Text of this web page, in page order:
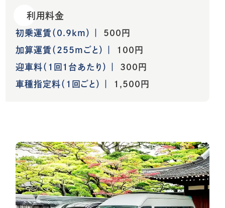
利用料金
初乗運賃（0.9km）
500円
加算運賃（255mごと）
100円
迎車料（1回1台あたり）
300円
車種指定料（1回ごと）
1,500円